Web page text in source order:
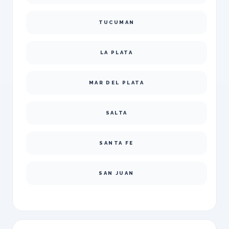
TUCUMAN
LA PLATA
MAR DEL PLATA
SALTA
SANTA FE
SAN JUAN